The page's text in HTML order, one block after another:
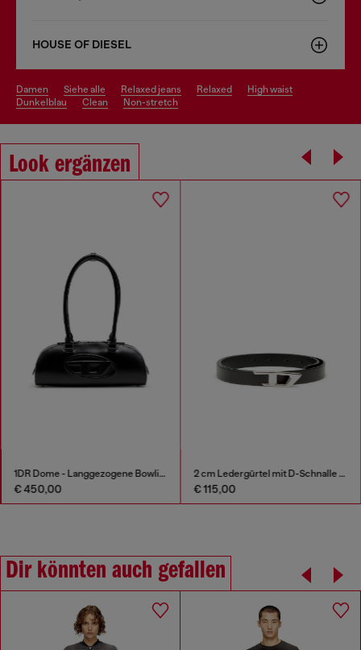
HOUSE OF DIESEL
damen siehe alle relaxed jeans relaxed
high waist
dunkelblau
clean non-stretch
Look ergänzen
1DR Dome - Langgezogene Bowlingtasche aus Leder
€ 450,00
2 cm Ledergürtel mit D-Schnalle aus Metall
€ 115,00
Dir könnten auch gefallen